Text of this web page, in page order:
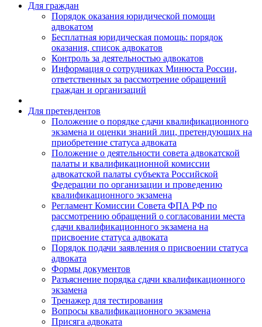
Для граждан
Порядок оказания юридической помощи
адвокатом
Бесплатная юридическая помощь: порядок
оказания, список адвокатов
Контроль за деятельностью адвокатов
Информация о сотрудниках Минюста России,
ответственных за рассмотрение обращений
граждан и организаций
Для претендентов
Положение о порядке сдачи квалификационного
экзамена и оценки знаний лиц, претендующих на
приобретение статуса адвоката
Положение о деятельности совета адвокатской
палаты и квалификационной комиссии
адвокатской палаты субъекта Российской
Федерации по организации и проведению
квалификационного экзамена
Регламент Комиссии Совета ФПА РФ по
рассмотрению обращений о согласовании места
сдачи квалификационного экзамена на
присвоение статуса адвоката
Порядок подачи заявления о присвоении статуса
адвоката
Формы документов
Разъяснение порядка сдачи квалификационного
экзамена
Тренажер для тестирования
Вопросы квалификационного экзамена
Присяга адвоката